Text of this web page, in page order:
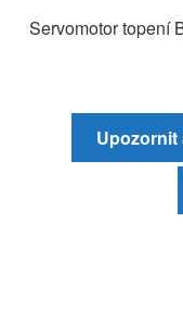
Servomotor topení
Upozornit